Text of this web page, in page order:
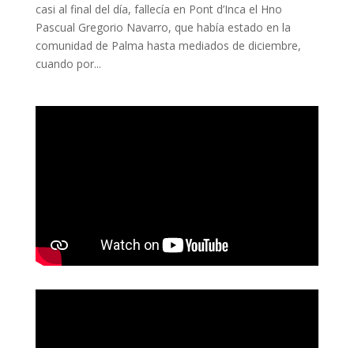
casi al final del día, fallecía en Pont d’Inca el Hno
Pascual Gregorio Navarro, que había estado en la
comunidad de Palma hasta mediados de diciembre,
cuando por...